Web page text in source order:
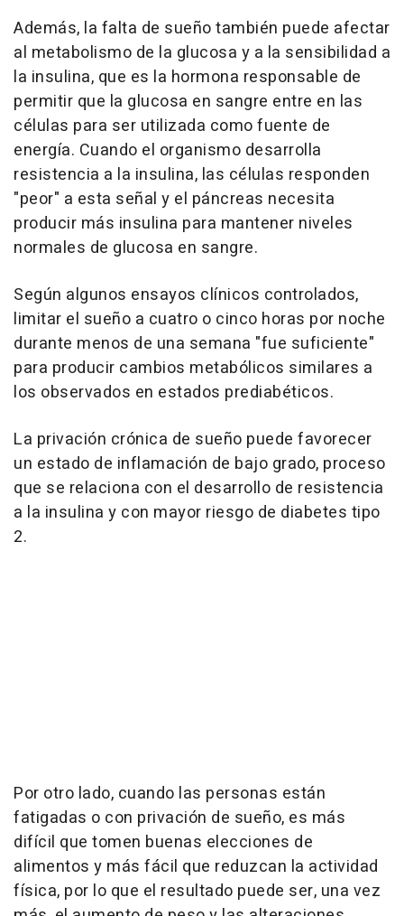
Además, la falta de sueño también puede afectar
al metabolismo de la glucosa y a la sensibilidad a
la insulina, que es la hormona responsable de
permitir que la glucosa en sangre entre en las
células para ser utilizada como fuente de
energía. Cuando el organismo desarrolla
resistencia a la insulina, las células responden
"peor" a esta señal y el páncreas necesita
producir más insulina para mantener niveles
normales de glucosa en sangre.
Según algunos ensayos clínicos controlados,
limitar el sueño a cuatro o cinco horas por noche
durante menos de una semana "fue suficiente"
para producir cambios metabólicos similares a
los observados en estados prediabéticos.
La privación crónica de sueño puede favorecer
un estado de inflamación de bajo grado, proceso
que se relaciona con el desarrollo de resistencia
a la insulina y con mayor riesgo de diabetes tipo
2.
Por otro lado, cuando las personas están
fatigadas o con privación de sueño, es más
difícil que tomen buenas elecciones de
alimentos y más fácil que reduzcan la actividad
física, por lo que el resultado puede ser, una vez